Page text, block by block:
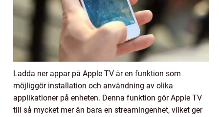
Ladda ner appar på Apple TV är en funktion som
möjliggör installation och användning av olika
applikationer på enheten. Denna funktion gör Apple TV
till så mycket mer än bara en streamingenhet, vilket ger